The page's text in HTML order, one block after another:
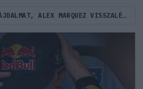
NEM BÍRTA A FÁJDALMAT, ALEX MARQUEZ VISSZALÉPETT A CSEH NAGYDÍJTÓL